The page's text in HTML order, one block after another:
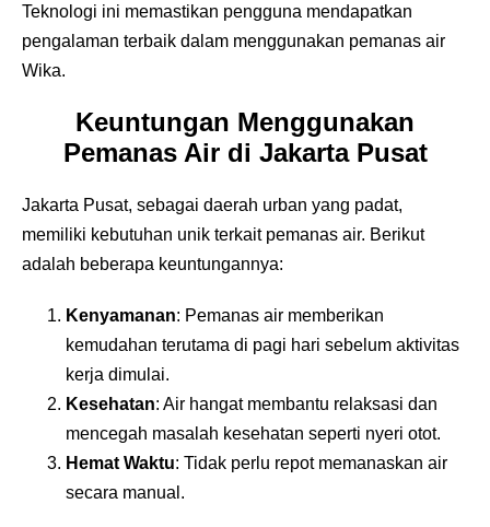
Teknologi ini memastikan pengguna mendapatkan
pengalaman terbaik dalam menggunakan pemanas air
Wika.
Keuntungan Menggunakan
Pemanas Air di Jakarta Pusat
Jakarta Pusat, sebagai daerah urban yang padat,
memiliki kebutuhan unik terkait pemanas air. Berikut
adalah beberapa keuntungannya:
Kenyamanan: Pemanas air memberikan
kemudahan terutama di pagi hari sebelum aktivitas
kerja dimulai.
Kesehatan: Air hangat membantu relaksasi dan
mencegah masalah kesehatan seperti nyeri otot.
Hemat Waktu: Tidak perlu repot memanaskan air
secara manual.